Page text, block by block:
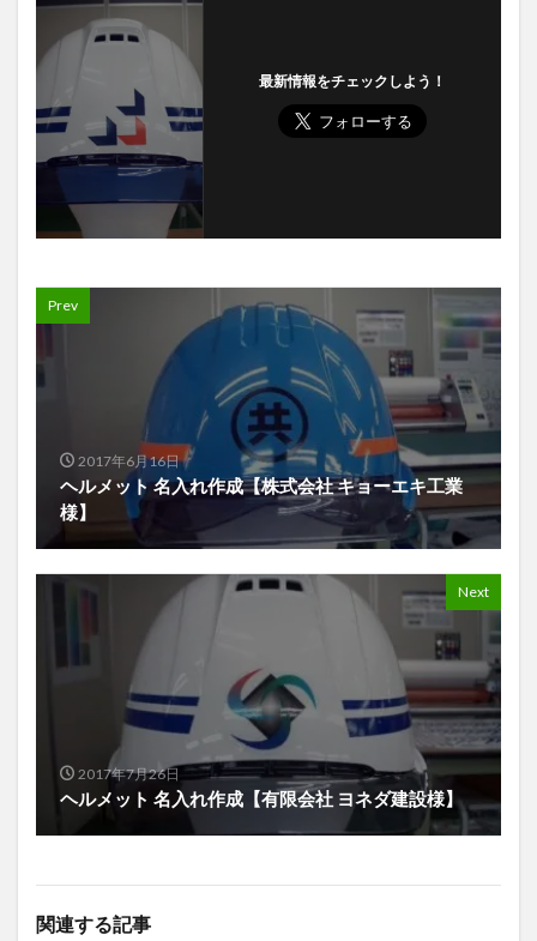
最新情報をチェックしよう！
Prev
2017年6月16日
ヘルメット 名入れ作成【株式会社 キョーエキ工業
様】
Next
2017年7月26日
ヘルメット 名入れ作成【有限会社 ヨネダ建設様】
関連する記事